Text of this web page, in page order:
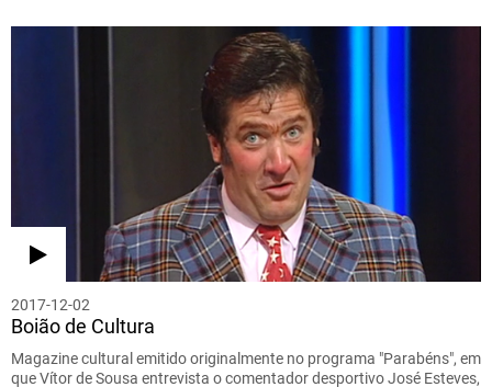
2017-12-02
Boião de Cultura
Magazine cultural emitido originalmente no programa "Parabéns", em
que Vítor de Sousa entrevista o comentador desportivo José Esteves,